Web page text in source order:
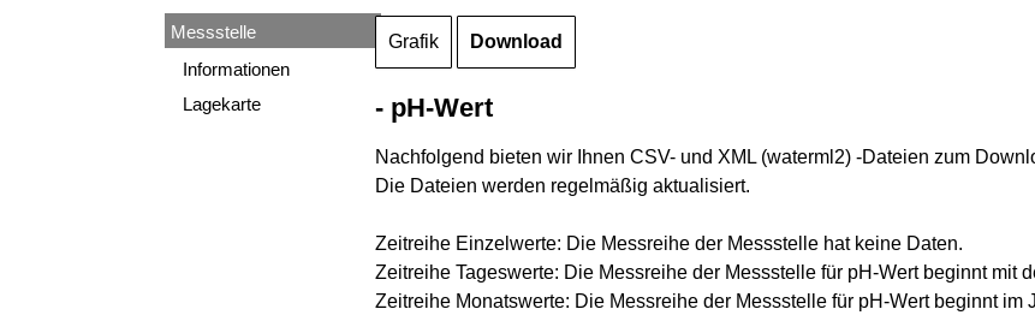
Messstelle
Informationen
Lagekarte
Grafik Download
- pH-Wert
Nachfolgend bieten wir Ihnen CSV- und XML (waterml2) -Dateien zum
Die Dateien werden regelmäßig aktualisiert.
Zeitreihe Einzelwerte: Die Messreihe der Messstelle hat keine Daten.
Zeitreihe Tageswerte: Die Messreihe der Messstelle für pH-Wert beginnt mit
Zeitreihe Monatswerte: Die Messreihe der Messstelle für pH-Wert beginnt im